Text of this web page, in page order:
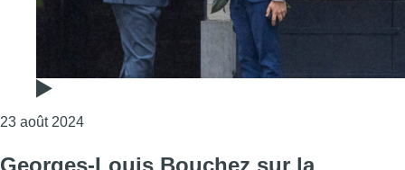
23 août 2024Consulter l'article "Formation fédérale: Maxime
Georges-Louis Bouchez sur la